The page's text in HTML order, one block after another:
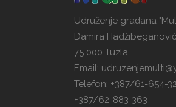
Udruženje građana
Damira
75 000 Tuzla
Email:
Telefon: +387/61-654-
+387/62-883-363